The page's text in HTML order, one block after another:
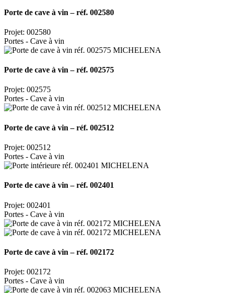
Porte de cave à vin – réf. 002580
Projet: 002580
Portes - Cave à vin
Porte de cave à vin – réf. 002575
Projet: 002575
Portes - Cave à vin
Porte de cave à vin – réf. 002512
Projet: 002512
Portes - Cave à vin
Porte de cave à vin – réf. 002401
Projet: 002401
Portes - Cave à vin
Porte de cave à vin – réf. 002172
Projet: 002172
Portes - Cave à vin